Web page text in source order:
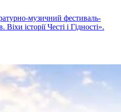
музичний фестиваль-
історії Честі і Гідності».